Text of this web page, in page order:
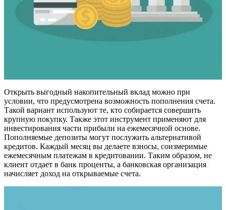
Открыть выгодный накопительный вклад можно при
условии, что предусмотрена возможность пополнения счета.
Такой вариант используют те, кто собирается совершить
крупную покупку. Также этот инструмент применяют для
инвестирования части прибыли на ежемесячной основе.
Пополняемые депозиты могут послужить альтернативой
кредитов. Каждый месяц вы делаете взносы, соизмеримые
ежемесячным платежам в кредитовании. Таким образом, не
клиент отдает в банк проценты, а банковская организация
начисляет доход на открываемые счета.